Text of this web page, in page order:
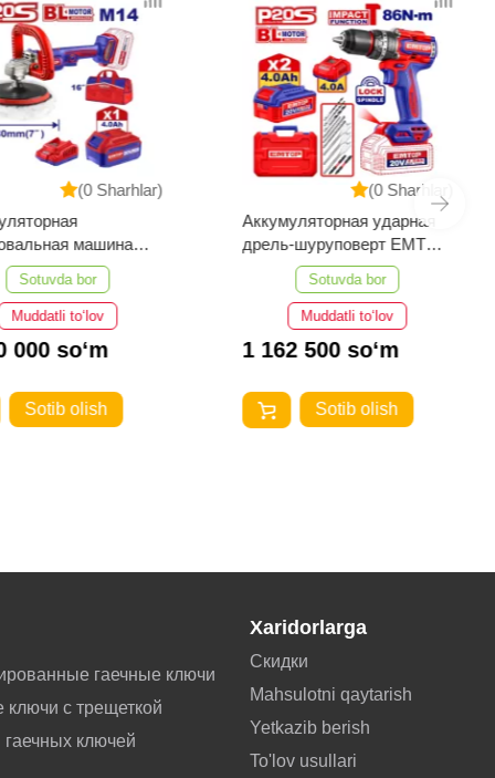
(0 Sharhlar)
машина
Sotuvda bor
to‘lov
so‘m
Sotib olish
(0 Sharhlar)
Аккумуляторная ударная
дрель-шуруповерт EMTOP
ECIDL208682
Sotuvda bor
Muddatli to‘lov
1 162 500 so‘m
Sotib olish
гаечные ключи
ключи с трещеткой
ключей
Xaridorlarga
Скидки
Mahsulotni qaytarish
Yetkazib berish
To'lov usullari